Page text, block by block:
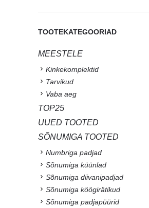
TOOTEKATEGOORIAD
MEESTELE
Kinkekomplektid
Tarvikud
Vaba aeg
TOP25
UUED TOOTED
SÕNUMIGA TOOTED
Numbriga padjad
Sõnumiga küünlad
Sõnumiga diivanipadjad
Sõnumiga köögirätikud
Sõnumiga padjapüürid